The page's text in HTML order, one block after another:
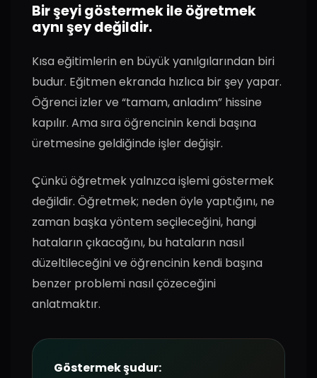
Bir şeyi göstermek ile öğretmek
aynı şey değildir.
Kısa eğitimlerin en büyük yanılgılarından biri
budur. Eğitmen ekranda hızlıca bir şey yapar.
Öğrenci izler ve “tamam, anladım” hissine
kapılır. Ama sıra öğrencinin kendi başına
üretmesine geldiğinde işler değişir.
Çünkü öğretmek yalnızca işlemi göstermek
değildir. Öğretmek; neden öyle yaptığını, ne
zaman başka yöntem seçileceğini, hangi
hataların çıkacağını, bu hataların nasıl
düzeltileceğini ve öğrencinin kendi başına
benzer problemi nasıl çözeceğini
anlatmaktır.
Göstermek şudur: